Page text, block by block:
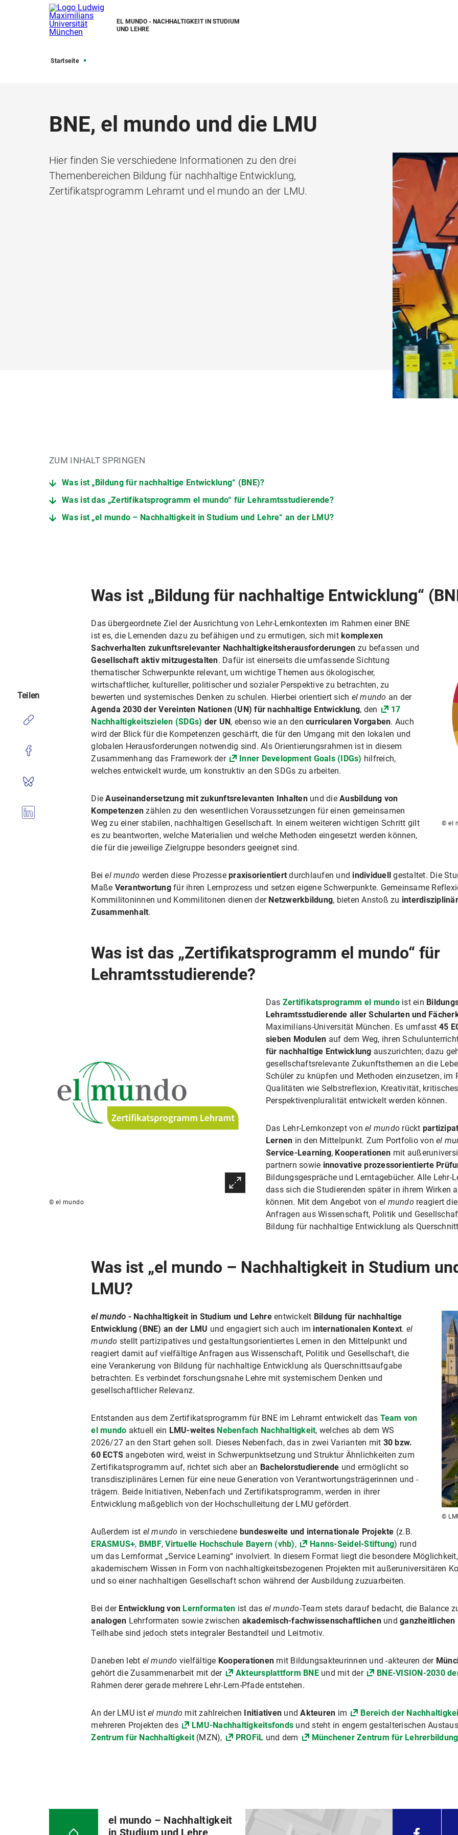
EL MUNDO - NACHHALTIGKEIT IN STUDIUM
UND LEHRE
Startseite
BNE, el mundo und die LMU
Hier finden Sie verschiedene Informationen zu den drei
Themenbereichen Bildung für nachhaltige Entwicklung,
Zertifikatsprogramm Lehramt und el mundo an der LMU.
ZUM INHALT SPRINGEN
Was ist „Bildung für nachhaltige Entwicklung“ (BNE)?
Was ist das „Zertifikatsprogramm el mundo“ für Lehramtsstudierende?
Was ist „el mundo – Nachhaltigkeit in Studium und Lehre“ an der LMU?
Was ist „Bildung für nachhaltige Entwicklung“
© el
Das übergeordnete Ziel der Ausrichtung von Lehr-Lernkontexten im Rahmen einer BNE
ist es, die Lernenden dazu zu befähigen und zu ermutigen, sich mitkomplexen
Sachverhalten zukunftsrelevanter Nachhaltigkeitsherausforderungen zu befassen und
Gesellschaft aktiv mitzugestalten. Dafür ist einerseits die umfassende Sichtung
thematischer Schwerpunkte relevant, um wichtige Themen aus ökologischer,
wirtschaftlicher, kultureller, politischer und sozialer Perspektive zu betrachten, zu
bewerten und systemisches Denken zu schulen. Hierbei orientiert sich el mundo an der
Agenda 2030 der Vereinten Nationen (UN) für nachhaltige Entwicklung, den
17
Nachhaltigkeitszielen (SDGs) der UN, ebenso wie an dencurricularen Vorgaben. Auch
wird der Blick für die Kompetenzen geschärft, die für den Umgang mit den lokalen und
globalen Herausforderungen notwendig sind. Als Orientierungsrahmen ist in diesem
Zusammenhang das Framework der
Inner Development Goals (IDGs) hilfreich,
welches entwickelt wurde, um konstruktiv an den SDGs zu arbeiten.
DieAuseinandersetzung mit zukunftsrelevanten Inhaltenund dieAusbildung von
Kompetenzen zählen zu den wesentlichen Voraussetzungen für einen gemeinsamen
Weg zu einer stabilen, nachhaltigen Gesellschaft. In einem weiteren wichtigen Schritt gilt
es zu beantworten, welche Materialien und welche Methoden eingesetzt werden können,
die für die jeweilige Zielgruppe besonders geeignet sind.
Beiel mundo werden diese Prozessepraxisorientiert durchlaufen und individuell gestaltet. Die
Maße Verantwortungfür ihren Lernprozess und setzen eigene Schwerpunkte. Gemeinsame
Kommilitoninnen und Kommilitonen dienen der Netzwerkbildung, bieten Anstoß zu
Zusammenhalt.
Was ist das „Zertifikatsprogramm el mundo“ für
Lehramtsstudierende?
© el mundo
Das Zertifikatsprogramm el mundoist ein
Lehramtsstudierende aller Schularten und
Maximilians-Universität München. Es umfasst 45
sieben Modulen auf dem Weg, ihren
für nachhaltige Entwicklung auszurichten; dazu
gesellschaftsrelevante Zukunftsthemen an die
Schüler zu knüpfen und Methoden einzusetzen, im
Qualitäten wie Selbstreflexion, Kreativität,
Perspektivenpluralität entwickelt werden können.
Das Lehr-Lernkonzept vonel mundo rückt
Lernen in den Mittelpunkt. Zum Portfolio vonel
Service-Learning, Kooperationen mit
partnern sowie innovative prozessorientierte
Bildungsgespräche und Lerntagebücher. Alle Lehr-
dass sich die Studierenden später in ihrem Wirken
können. Mit dem Angebot von el mundoreagiert
Anfragen aus Wissenschaft, Politik und
Bildung für nachhaltige Entwicklung als
Was ist „el mundo – Nachhaltigkeit in Studium
LMU?
©
el mundo - Nachhaltigkeit in Studium und Lehreentwickelt Bildung für nachhaltige
Entwicklung (BNE) an der LMU und engagiert sich auch im internationalen Kontext. el
mundo stellt partizipatives und gestaltungsorientiertes Lernen in den Mittelpunkt und
reagiert damit auf vielfältige Anfragen aus Wissenschaft, Politik und Gesellschaft, die
eine Verankerung von Bildung für nachhaltige Entwicklung als Querschnittsaufgabe
betrachten. Es verbindet forschungsnahe Lehre mit systemischem Denken und
gesellschaftlicher Relevanz.
Entstanden aus dem Zertifikatsprogramm für BNE im Lehramt entwickelt das Team von
el mundo aktuell ein LMU-weites Nebenfach Nachhaltigkeit, welches ab dem WS
2026/27 an den Start gehen soll. Dieses Nebenfach, das in zwei Varianten mit 30 bzw.
60 ECTS angeboten wird, weist in Schwerpunktsetzung und Struktur Ähnlichkeiten zum
Zertifikatsprogramm auf, richtet sich aber an Bachelorstudierende und ermöglicht so
transdisziplinäres Lernen für eine neue Generation von Verantwortungsträgerinnen und -
trägern. Beide Initiativen, Nebenfach und Zertifikatsprogramm, werden in ihrer
Entwicklung maßgeblich von der Hochschulleitung der LMU gefördert.
Außerdem ist el mundo in verschiedene bundesweite und internationale Projekte (z.B.
ERASMUS+, BMBF,Virtuelle Hochschule Bayern (vhb), Hanns-Seidel-Stiftung) rund
um das Lernformat „Service Learning“ involviert. In diesem Format liegt die besondere
akademischem Wissen in Form von nachhaltigkeitsbezogenen Projekten mit außeruniversitären
und so einer nachhaltigen Gesellschaft schon während der Ausbildung zuzuarbeiten.
Bei der Entwicklung von Lernformaten ist das el mundo-Team stets darauf bedacht, die Balance
analogen Lehrformaten sowie zwischen akademisch-fachwissenschaftlichenundganzheitlichen
Teilhabe sind jedoch stets integraler Bestandteil und Leitmotiv.
Daneben lebt el mundo vielfältige Kooperationen mit Bildungsakteurinnen und -akteuren der
gehört die Zusammenarbeit mit der
Akteursplattform BNEund mit der
BNE-VISION-2030
Rahmen derer gerade mehrere Lehr-Lern-Pfade entstehen.
An der LMU istel mundo mit zahlreichen Initiativen undAkteuren im
Bereich der
mehreren Projekten des
LMU-Nachhaltigkeitsfonds und steht in engem gestalterischen
Zentrum für Nachhaltigkeit(MZN), PROFiL und dem Münchener Zentrum für Lehrerbildung
Teilen
el mundo – Nachhaltigkeit
in Studium und Lehre